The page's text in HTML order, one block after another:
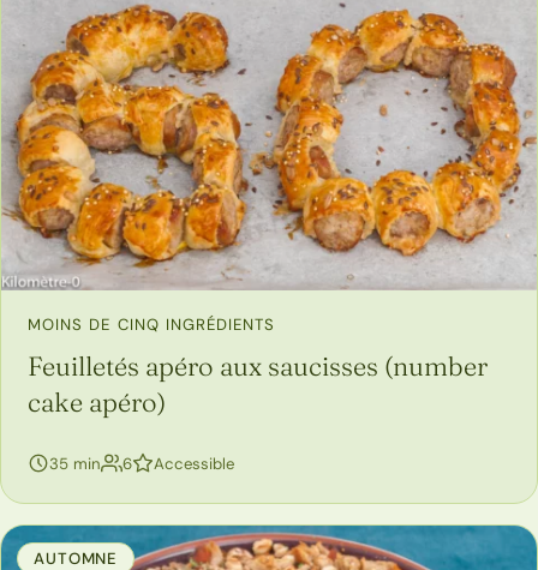
MOINS DE CINQ INGRÉDIENTS
Feuilletés apéro aux saucisses (number
cake apéro)
35 min 6personnes
Accessible
AUTOMNE